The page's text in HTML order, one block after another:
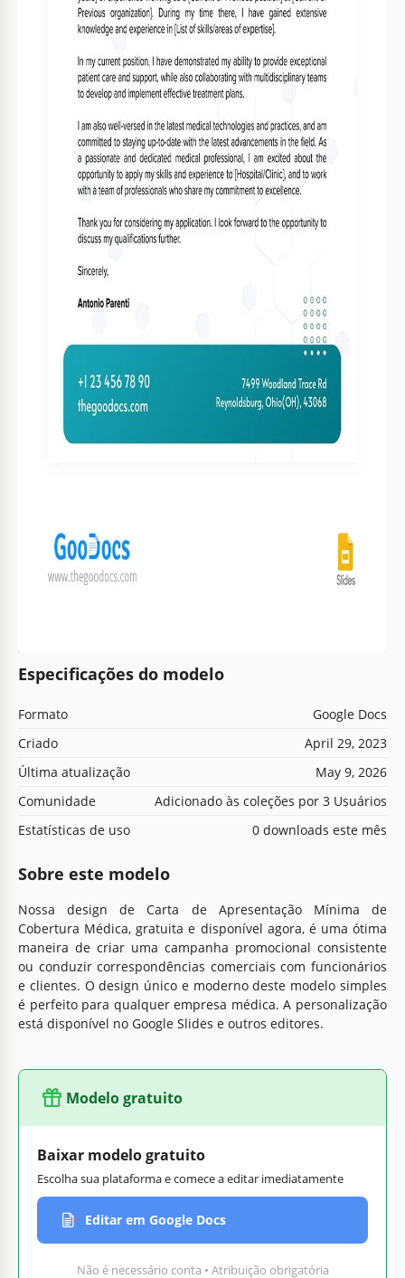
Especificações do modelo
Formato
Google Docs
Criado
April 29, 2023
Última atualização
May 9, 2026
Comunidade
Adicionado às coleções por 3 Usuários
Estatísticas de uso
0 downloads este mês
Sobre este modelo
Nossa design de Carta de Apresentação Mínima de
Cobertura Médica, gratuita e disponível agora, é uma ótima
maneira de criar uma campanha promocional consistente
ou conduzir correspondências comerciais com funcionários
e clientes. O design único e moderno deste modelo simples
é perfeito para qualquer empresa médica. A personalização
está disponível no Google Slides e outros editores.
Modelo gratuito
Baixar modelo gratuito
Escolha sua plataforma e comece a editar imediatamente
Editar em Google Docs
Não é necessário conta • Atribuição obrigatória